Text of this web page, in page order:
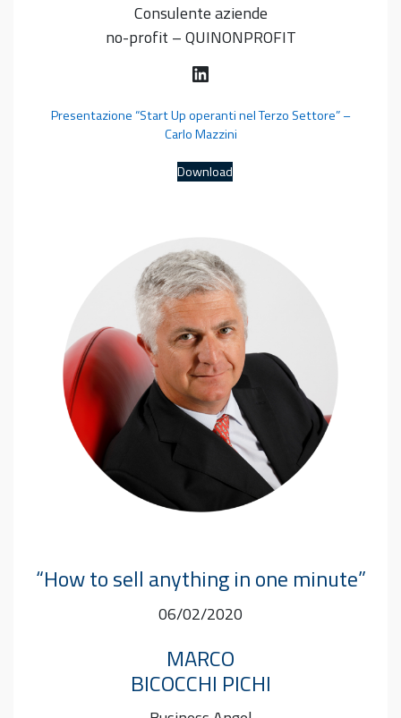
Consulente aziende
no-profit – QUINONPROFIT
LinkedIn
Presentazione “Start Up operanti nel Terzo Settore” –
Carlo Mazzini
Download
“How to sell anything in one minute”
06/02/2020
MARCO
BICOCCHI PICHI